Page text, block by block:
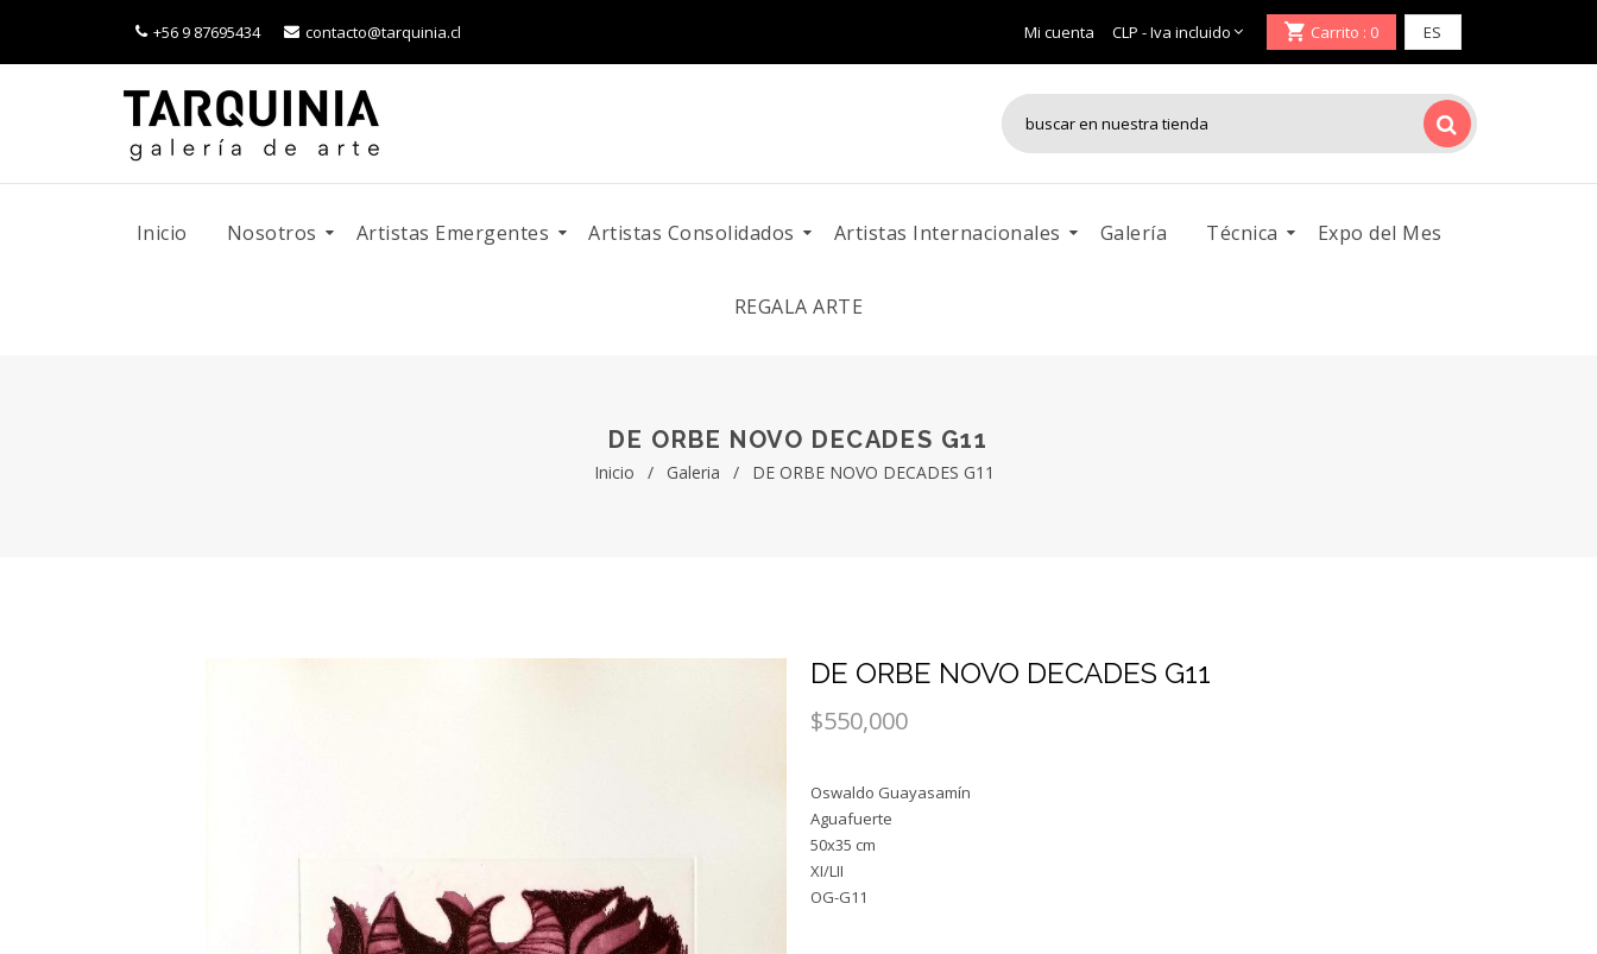
+56 9 87695434 contacto@tarquinia.cl Mi cuenta Carrito : 0
Inicio Nosotros Artistas Emergentes Artistas Consolidados Artistas Internacionales Galería Técnica Expo del Mes
REGALA ARTE
DE ORBE NOVO DECADES G11
Inicio / Galeria / DE ORBE NOVO DECADES G11
DE ORBE NOVO DECADES G11
$550,000
Oswaldo Guayasamín
Aguafuerte
50x35 cm
XI/LII